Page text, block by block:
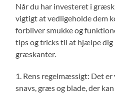
Når du har investeret i
vigtigt at vedligeholde dem
forbliver smukke og
tips og tricks til at hjælpe dig
græskanter.
1. Rens regelmæssigt: Det
snavs, græs og blade, der